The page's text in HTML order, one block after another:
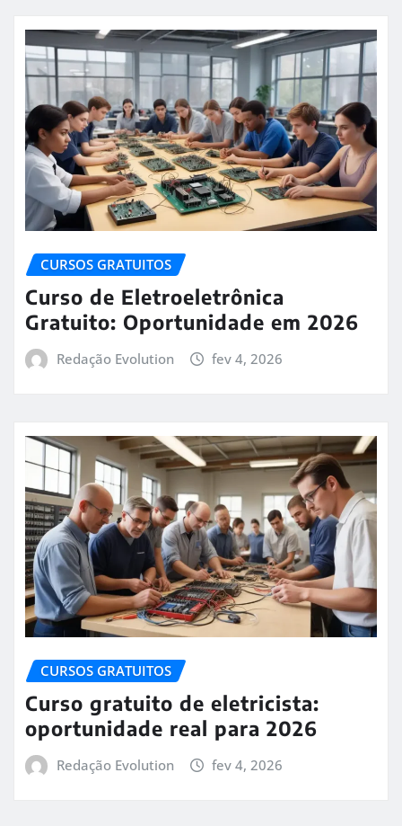
CURSOS GRATUITOS
Curso de Eletroeletrônica
Gratuito: Oportunidade em 2026
Redação Evolution fev 4, 2026
CURSOS GRATUITOS
Curso gratuito de eletricista:
oportunidade real para 2026
Redação Evolution fev 4, 2026